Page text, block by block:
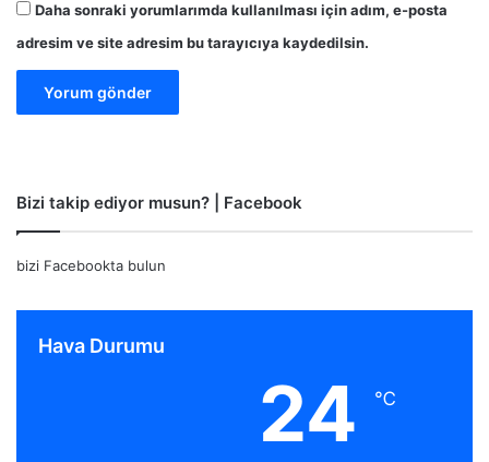
Daha sonraki yorumlarımda kullanılması için adım, e-posta
adresim ve site adresim bu tarayıcıya kaydedilsin.
Bizi takip ediyor musun? | Facebook
bizi Facebookta bulun
Hava Durumu
24 ℃